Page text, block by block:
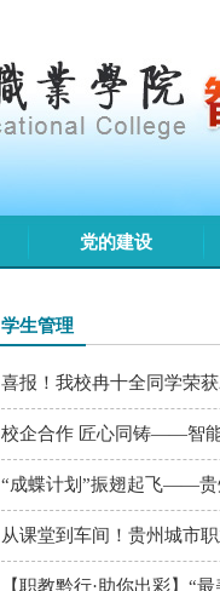
党的建设
学生管理
喜报！我校冉十全同学荣
校企合作 匠心同铸——智
“成蝶计划”振翅起飞——贵
从课堂到车间！贵州城市